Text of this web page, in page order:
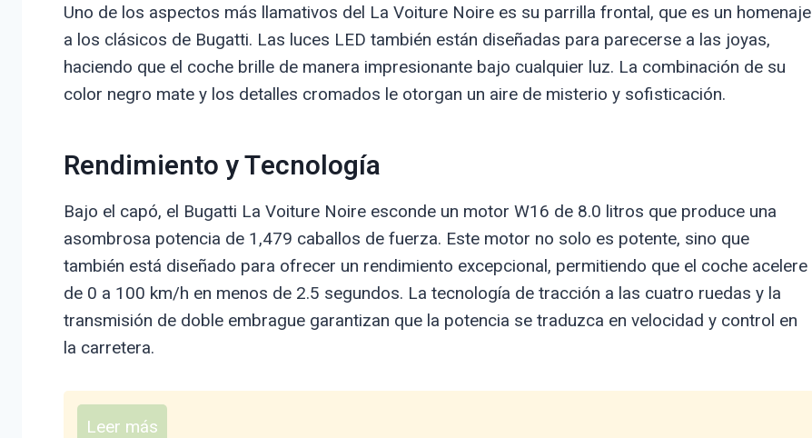
Uno de los aspectos más llamativos del La Voiture Noire es su parrilla frontal, que es un homenaje
a los clásicos de Bugatti. Las luces LED también están diseñadas para parecerse a las joyas,
haciendo que el coche brille de manera impresionante bajo cualquier luz. La combinación de su
color negro mate y los detalles cromados le otorgan un aire de misterio y sofisticación.
Rendimiento y Tecnología
Bajo el capó, el Bugatti La Voiture Noire esconde un motor W16 de 8.0 litros que produce una
asombrosa potencia de 1,479 caballos de fuerza. Este motor no solo es potente, sino que
también está diseñado para ofrecer un rendimiento excepcional, permitiendo que el coche acelere
de 0 a 100 km/h en menos de 2.5 segundos. La tecnología de tracción a las cuatro ruedas y la
transmisión de doble embrague garantizan que la potencia se traduzca en velocidad y control en
la carretera.
Leer más